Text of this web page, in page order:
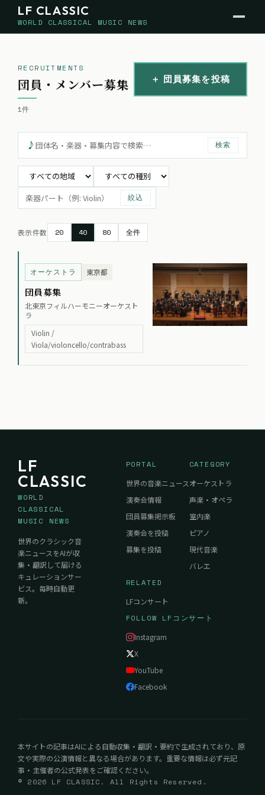
LF CLASSIC
WORLD CLASSICAL MUSIC NEWS
RECRUITMENTS
団員・メンバー募集
1件
＋ 団員募集を投稿
♪ 検索
絞込
表示件数 20 40 80 全件
オーケストラ 東京都
団員募集
北東京フィルハーモニーオーケスト
ラ
Violin /
Viola/violoncello/contrabass
LF
CLASSIC
WORLD
CLASSICAL
MUSIC NEWS
世界のクラシック音
楽ニュースをAIが収
集・翻訳して届ける
キュレーションサー
ビス。毎時自動更
新。
PORTAL
世界の音楽ニュース
演奏会情報
団員募集掲示板
演奏会を投稿
募集を投稿
CATEGORY
オーケストラ
声楽・オペラ
室内楽
ピアノ
現代音楽
バレエ
RELATED
LFコンサート
FOLLOW LFコンサート
Instagram
X
YouTube
Facebook
本サイトの記事はAIによる自動収集・翻訳・要約で生成されており、原
文や実際の公演情報と異なる場合があります。重要な情報は必ず元記
事・主催者の公式発表をご確認ください。
© 2026 LF CLASSIC. All Rights Reserved.